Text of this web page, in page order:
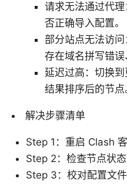
请求无法通过代
否正确导入配置。
部分站点无法访
存在域名拼写错误
延迟过高：切换
结果排序后的节点
解决步骤清单
Step 1：重启 Clash
Step 2：检查节点状态
Step 3：校对配置文